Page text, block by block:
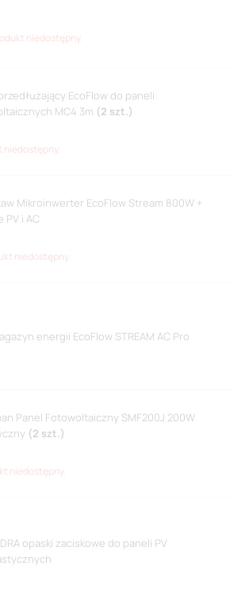
niedostępny.
EcoFlow do paneli
MC4 3m (2 szt.)
niedostępny.
Mikroinwerter EcoFlow Stream 800W +
PV i AC
niedostępny.
energii EcoFlow STREAM AC Pro
Panel Fotowoltaiczny SMF200J 200W
(2 szt.)
niedostępny.
opaski zaciskowe do paneli PV